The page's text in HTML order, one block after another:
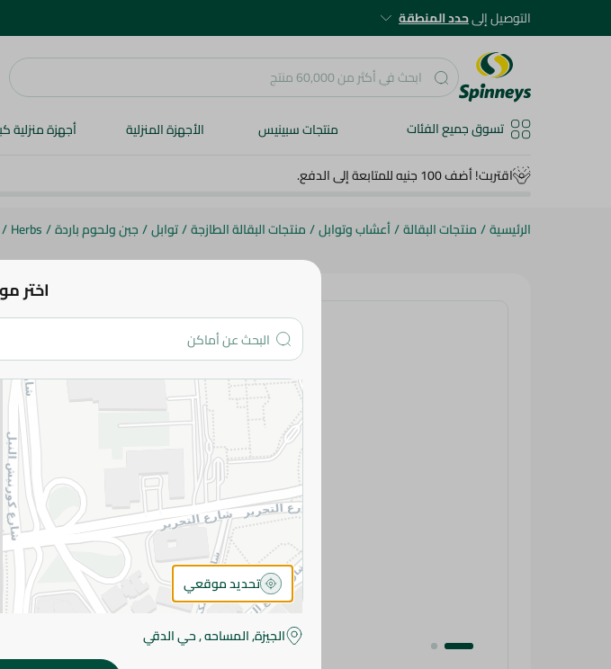
التوصيل إلىحدد المنطقة
تسوق جميع الفئات منتجات سبينيس الأجهزة المنزلية أجهزة منزلية
اقتربت! أضف 100 جنيه للمتابعة إلى الدفع.
الرئيسية/منتجات البقالة/أعشاب وتوابل/منتجات البقالة الطازجة/توابل/جبن ولحوم باردة/
Herbs
/
ابو عوف
29.99 جم / 0.2 كج
يرجى الملاحظة:
طفيف. قد يتغير
المواصفات
براند
SKU
اختر
تحديد موقعي
الجيزة, المساحه , حي الدقي